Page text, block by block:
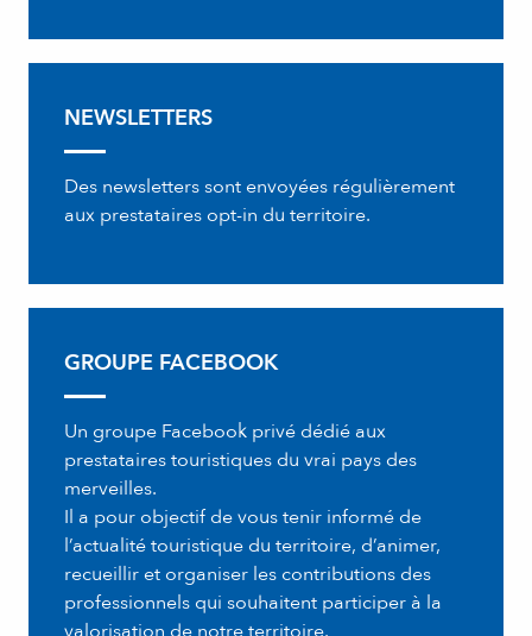
NEWSLETTERS
Des newsletters sont envoyées régulièrement
aux prestataires opt-in du territoire.
GROUPE FACEBOOK
Un groupe Facebook privé dédié aux
prestataires touristiques du vrai pays des
merveilles.
Il a pour objectif de vous tenir informé de
l’actualité touristique du territoire, d’animer,
recueillir et organiser les contributions des
professionnels qui souhaitent participer à la
valorisation de notre territoire.